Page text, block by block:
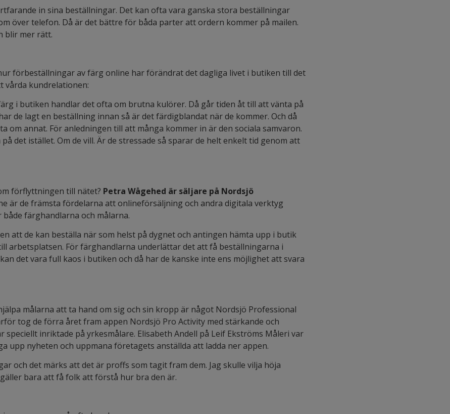
in sina beställningar. Det kan ofta vara ganska stora beställningar
över telefon. Då är det bättre för båda parter att ordern kommer på mailen.
blir mer rätt.
förbeställningar av färg online har förändrat det dagliga livet i butiken till det
vårda kundrelationen:
i butiken handlar det ofta om brutna kulörer. Då går tiden åt till att vänta på
de lagt en beställning innan så är det färdigblandat när de kommer. Och då
om annat. För anledningen till att många kommer in är den sociala samvaron.
det istället. Om de vill. Är de stressade så sparar de helt enkelt tid genom att
förflyttningen till nätet? Petra Wågehed är säljare på Nordsjö
är de främsta fördelarna att onlineförsäljning och andra digitala verktyg
färghandlarna och målarna.
att de kan beställa när som helst på dygnet och antingen hämta upp i butik
arbetsplatsen. För färghandlarna underlättar det att få beställningarna i
det vara full kaos i butiken och då har de kanske inte ens möjlighet att svara
målarna att ta hand om sig och sin kropp är något Nordsjö Professional
tog de förra året fram appen Nordsjö Pro Activity med stärkande och
speciellt inriktade på yrkesmålare. Elisabeth Andell på Leif Ekströms Måleri var
upp nyheten och uppmana företagets anställda att ladda ner appen.
och det märks att det är proffs som tagit fram dem. Jag skulle vilja höja
bara att få folk att förstå hur bra den är.